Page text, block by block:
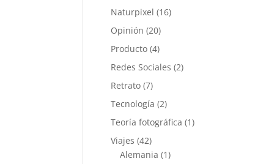
Naturpixel (16)
Opinión (20)
Producto (4)
Redes Sociales (2)
Retrato (7)
Tecnología (2)
Teoría fotográfica (1)
Viajes (42)
Alemania (1)